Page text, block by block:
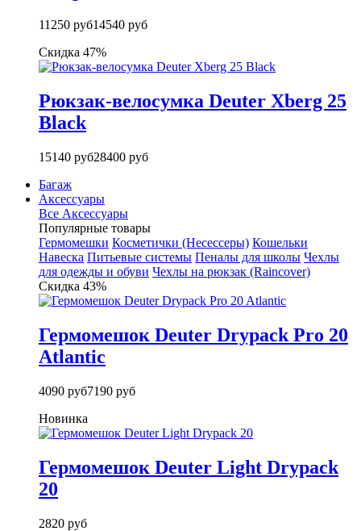
11250 руб14540 руб
Скидка 47%
Рюкзак-велосумка Deuter Xberg 25
Black
15140 руб28400 руб
Багаж
Аксессуары
Все Аксессуары
Популярные товары
Гермомешки Косметички (Несессеры) Кошельки
Навеска Питьевые системы Пеналы для школы Чехлы
для одежды и обуви Чехлы на рюкзак (Raincover)
Скидка 43%
Гермомешок Deuter Drypack Pro 20
Atlantic
4090 руб7190 руб
Новинка
Гермомешок Deuter Light Drypack
20
2820 руб